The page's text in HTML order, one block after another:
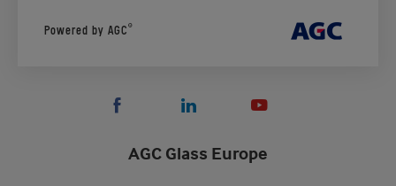
Powered by AGC®
AGC Glass Europe